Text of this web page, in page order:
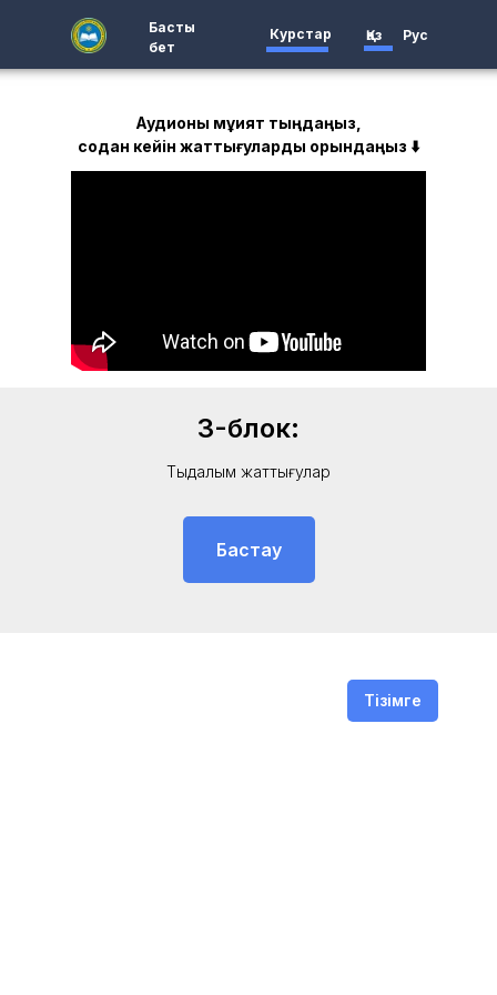
Басты
бет
Курстар Қаз Рус
Аудионы мұқият тыңдаңыз,
содан кейін жаттығуларды орындаңыз ⬇️
3-блок:
Тыңдалым жаттығулар
Бастау
Тізімге